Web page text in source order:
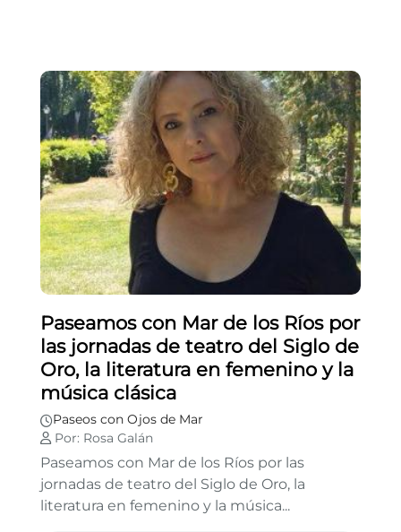
Paseamos con Mar de los Ríos por
las jornadas de teatro del Siglo de
Oro, la literatura en femenino y la
música clásica
Paseos con Ojos de Mar
Por: Rosa Galán
Paseamos con Mar de los Ríos por las
jornadas de teatro del Siglo de Oro, la
literatura en femenino y la música...